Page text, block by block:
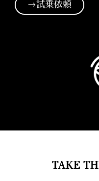
試乗依頼
TAKE